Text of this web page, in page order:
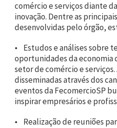
comércio e serviços diante
inovação. Dentre as
desenvolvidas pelo órgão,
• Estudos e análises sobre
oportunidades da economia
setor de comércio e serviços.
disseminadas através dos
eventos da FecomercioSP
inspirar empresários e
• Realização de reuniões